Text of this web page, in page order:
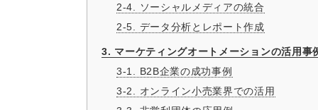
2-4. ソーシャルメディアの統合
2-5. データ分析とレポート作成
3. マーケティングオートメーションの活用事
3-1. B2B企業の成功事例
3-2. オンライン小売業界での活用